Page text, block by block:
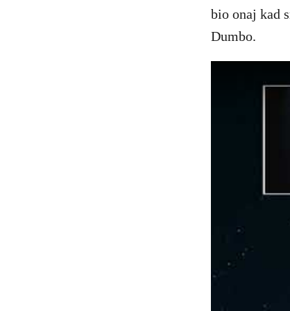
bio onaj kad
Dumbo.